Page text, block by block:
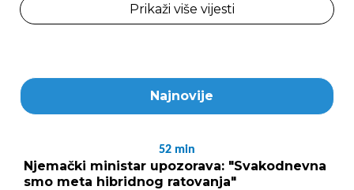
Prikaži više vijesti
Najnovije
52 min
Njemački ministar upozorava: "Svakodnevna
smo meta hibridnog ratovanja"